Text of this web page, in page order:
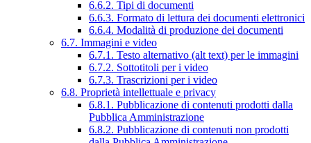
6.6.2. Tipi di documenti
6.6.3. Formato di lettura dei documenti elettronici
6.6.4. Modalità di produzione dei documenti
6.7. Immagini e video
6.7.1. Testo alternativo (alt text) per le immagini
6.7.2. Sottotitoli per i video
6.7.3. Trascrizioni per i video
6.8. Proprietà intellettuale e privacy
6.8.1. Pubblicazione di contenuti prodotti dalla
Pubblica Amministrazione
6.8.2. Pubblicazione di contenuti non prodotti